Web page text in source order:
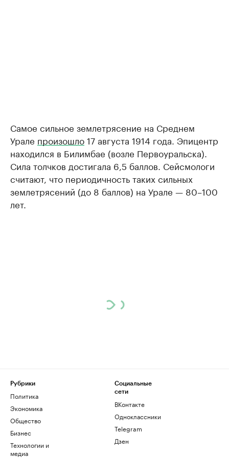
Самое сильное землетрясение на Среднем
Урале произошло17 августа 1914 года. Эпицентр
находился в Билимбае (возле Первоуральска).
Сила толчков достигала 6,5 баллов. Сейсмологи
считают, что периодичность таких сильных
землетрясений (до 8 баллов) на Урале — 80–100
лет.
Рубрики
Политика
Экономика
Общество
Бизнес
Технологии и
медиа
Социальные
сети
ВКонтакте
Одноклассники
Telegram
Дзен